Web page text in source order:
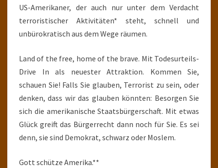
US-Amerikaner, der auch nur unter dem Verdacht
terroristischer Aktivitäten* steht, schnell und
unbürokratisch aus dem Wege räumen.
Land of the free, home of the brave. Mit Todesurteils-
Drive In als neuester Attraktion. Kommen Sie,
schauen Sie! Falls Sie glauben, Terrorist zu sein, oder
denken, dass wir das glauben könnten: Besorgen Sie
sich die amerikanische Staatsbürgerschaft. Mit etwas
Glück greift das Bürgerrecht dann noch für Sie. Es sei
denn, sie sind Demokrat, schwarz oder Moslem.
Gott schütze Amerika.**